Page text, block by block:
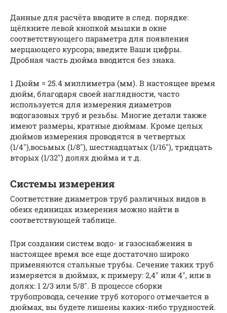
Данные для расчёта вводите в след. порядке:
щёлкните левой кнопкой мышки в окне
соответствующего параметра для появления
мерцающего курсора; введите Ваши цифры.
Дробная часть дюйма вводится без знака.
1 Дюйм = 25.4 миллиметра (мм). В настоящее время
дюйм, благодаря своей наглядности, часто
используется для измерения диаметров
водогазовых труб и резьбы. Многие детали также
имеют размеры, кратные дюймам. Кроме целых
дюймов измерения проводятся в четвертых
(1/4″),восьмых (1/8″), шестнадцатых (1/16″), тридцать
вторых (1/32″) долях дюйма и т.д.
Системы измерения
Соответствие диаметров труб различных видов в
обеих единицах измерения можно найти в
соответствующей таблице.
При создании систем водо- и газоснабжения в
настоящее время все еще достаточно широко
применяются стальные трубы. Сечение таких труб
измеряется в дюймах, к примеру: 2,4″ или 4″, или в
долях: 1 2/3 или 5/8″. В процессе сборки
трубопровода, сечение труб которого отмечается в
дюймах, вы будете лишены каких-либо трудностей.